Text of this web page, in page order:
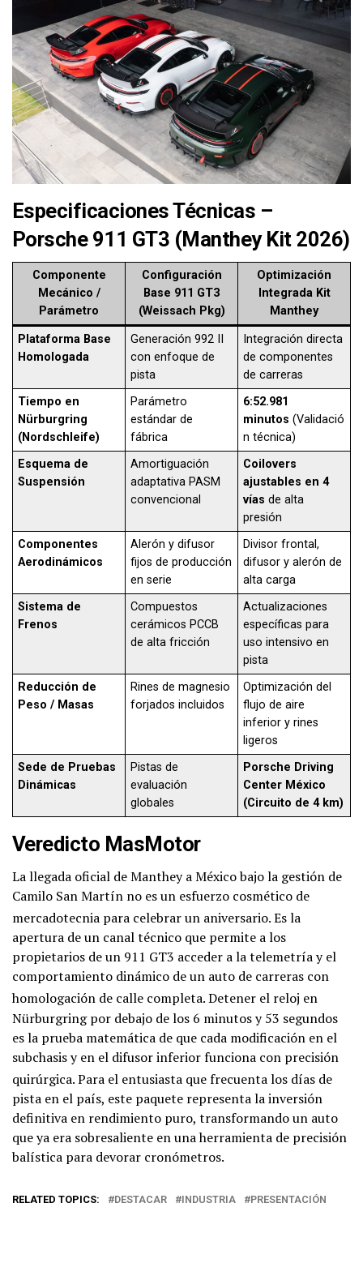
Especificaciones Técnicas –
Porsche 911 GT3 (Manthey Kit 2026)
Componente
Mecánico /
Parámetro
Configuración
Base 911 GT3
(Weissach Pkg)
Optimización
Integrada Kit
Manthey
Plataforma Base
Homologada
Generación 992 II
con enfoque de
pista
Integración directa
de componentes
de carreras
Tiempo en
Nürburgring
(Nordschleife)
Parámetro
estándar de
fábrica
6:52.981
minutos (Validació
n técnica)
Esquema de
Suspensión
Amortiguación
adaptativa PASM
convencional
Coilovers
ajustables en 4
vías de alta
presión
Componentes
Aerodinámicos
Alerón y difusor
fijos de producción
en serie
Divisor frontal,
difusor y alerón de
alta carga
Sistema de
Frenos
Compuestos
cerámicos PCCB
de alta fricción
Actualizaciones
específicas para
uso intensivo en
pista
Reducción de
Peso / Masas
Rines de magnesio
forjados incluidos
Optimización del
flujo de aire
inferior y rines
ligeros
Sede de Pruebas
Dinámicas
Pistas de
evaluación
globales
Porsche Driving
Center México
(Circuito de 4 km)
Veredicto MasMotor
La llegada oficial de Manthey a México bajo la gestión de
Camilo San Martín no es un esfuerzo cosmético de
mercadotecnia para celebrar un aniversario. Es la
apertura de un canal técnico que permite a los
propietarios de un 911 GT3 acceder a la telemetría y el
comportamiento dinámico de un auto de carreras con
homologación de calle completa. Detener el reloj en
Nürburgring por debajo de los 6 minutos y 53 segundos
es la prueba matemática de que cada modificación en el
subchasis y en el difusor inferior funciona con precisión
quirúrgica. Para el entusiasta que frecuenta los días de
pista en el país, este paquete representa la inversión
definitiva en rendimiento puro, transformando un auto
que ya era sobresaliente en una herramienta de precisión
balística para devorar cronómetros.
RELATED TOPICS: DESTACAR INDUSTRIA PRESENTACIÓN